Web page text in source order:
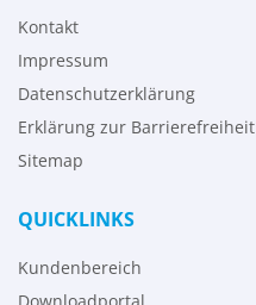
Kontakt
Impressum
Datenschutzerklärung
Erklärung zur Barrierefreiheit
Sitemap
QUICKLINKS
Kundenbereich